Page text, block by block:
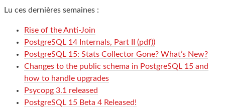
Lu ces dernières semaines :
Rise of the Anti-Join
PostgreSQL 14 Internals, Part II (pdf))
PostgreSQL 15: Stats Collector Gone? What’s New?
Changes to the public schema in PostgreSQL 15 and
how to handle upgrades
Psycopg 3.1 released
PostgreSQL 15 Beta 4 Released!